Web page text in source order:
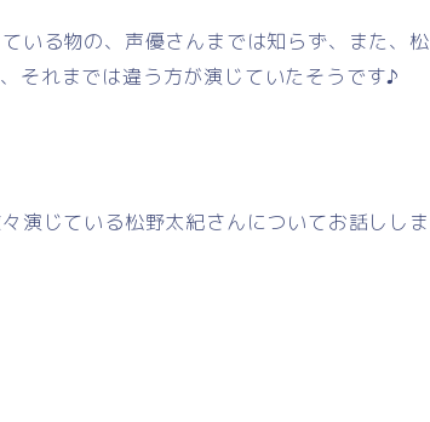
いる物の、声優さんまでは知らず、また、松
それまでは違う方が演じていたそうです♪
演じている松野太紀さんについてお話ししま